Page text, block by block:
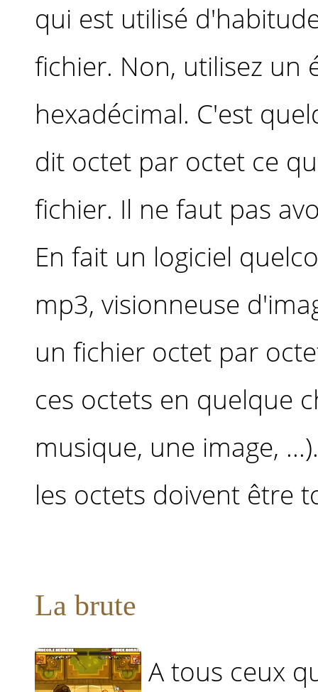
qui est utilisé
fichier. Non, utilisez un
hexadécimal. C'est
dit octet par octet ce
fichier. Il ne faut pas
En fait un logiciel
mp3, visionneuse
un fichier octet par
ces octets en quelque
musique, une image,
les octets doivent être
La brute
A tous ceux